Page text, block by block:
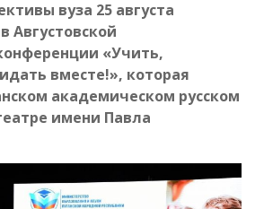
вуза 25 августа
Августовской
«Учить,
вместе!», которая
академическом русском
имени Павла